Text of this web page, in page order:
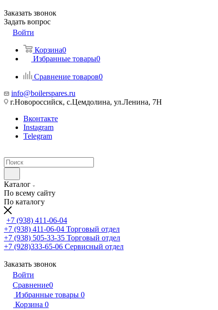
Заказать звонок
Задать вопрос
Войти
Корзина0
Избранные товары0
Сравнение товаров0
info@boilerspares.ru
г.Новороссийск, с.Цемдолина, ул.Ленина, 7Н
Вконтакте
Instagram
Telegram
Каталог
По всему сайту
По каталогу
+7 (938) 411-06-04
+7 (938) 411-06-04 Торговый отдел
+7 (938) 505-33-35 Торговый отдел
+7 (928)333-65-06 Сервисный отдел
Заказать звонок
Войти
Сравнение0
Избранные товары 0
Корзина 0